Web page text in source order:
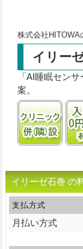
株式会社HITOWA
イリー
「AI睡眠セン
案。
クリ
イリーゼ石巻 の
支払方式
月払い方式